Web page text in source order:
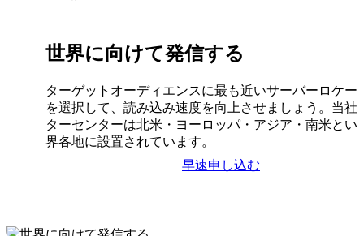
世界に向けて発信する
ターゲットオーディエンスに最も近いサーバーロケー
を選択して、読み込み速度を向上させましょう。当社
ターセンターは北米・ヨーロッパ・アジア・南米とい
界各地に設置されています。
早速申し込む